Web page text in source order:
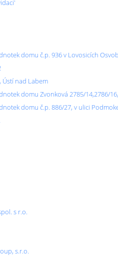
domu č.p. 936 v Lovosicích
Ústí nad Labem
domu Zvonková 2785/14,2786/
domu č.p. 886/27, v ulici
s r.o.
s.r.o.